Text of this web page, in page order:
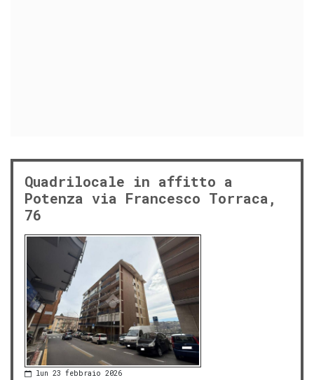
Quadrilocale in affitto a
Potenza via Francesco Torraca,
76
lun 23 febbraio 2026